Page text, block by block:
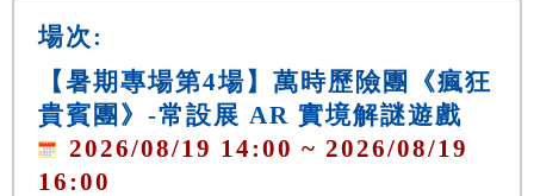
場次:
【暑期專場第4場】萬時歷險團《瘋狂
貴賓團》-常設展 AR 實境解謎遊戲
2026/08/19 14:00 ~ 2026/08/19
16:00